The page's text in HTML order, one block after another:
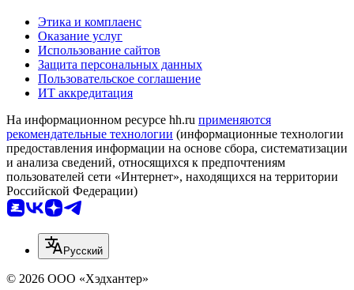
Этика и комплаенс
Оказание услуг
Использование сайтов
Защита персональных данных
Пользовательское соглашение
ИТ аккредитация
На информационном ресурсе hh.ru применяются
рекомендательные технологии (информационные технологии
предоставления информации на основе сбора, систематизации
и анализа сведений, относящихся к предпочтениям
пользователей сети «Интернет», находящихся на территории
Российской Федерации)
Русский
© 2026 ООО «Хэдхантер»